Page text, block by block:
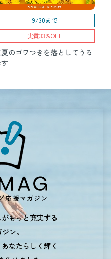
9/30まで
実質33%OFF
のゴワつきを落としてうる
もっと充実する
ン。
なたらしく輝く